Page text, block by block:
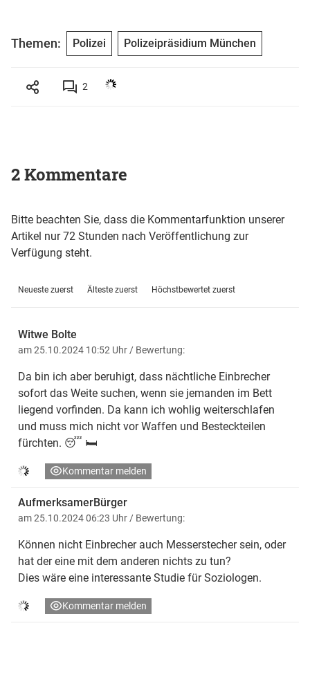
Themen: Polizei Polizeipräsidium München
2
2 Kommentare
Bitte beachten Sie, dass die Kommentarfunktion unserer
Artikel nur 72 Stunden nach Veröffentlichung zur
Verfügung steht.
Neueste zuerst Älteste zuerst Höchstbewertet zuerst
Witwe Bolte
am 25.10.2024 10:52 Uhr / Bewertung:
Da bin ich aber beruhigt, dass nächtliche Einbrecher
sofort das Weite suchen, wenn sie jemanden im Bett
liegend vorfinden. Da kann ich wohlig weiterschlafen
und muss mich nicht vor Waffen und Besteckteilen
fürchten. 😴 🛏
Kommentar melden
AufmerksamerBürger
am 25.10.2024 06:23 Uhr / Bewertung:
Können nicht Einbrecher auch Messerstecher sein, oder
hat der eine mit dem anderen nichts zu tun?
Dies wäre eine interessante Studie für Soziologen.
Kommentar melden